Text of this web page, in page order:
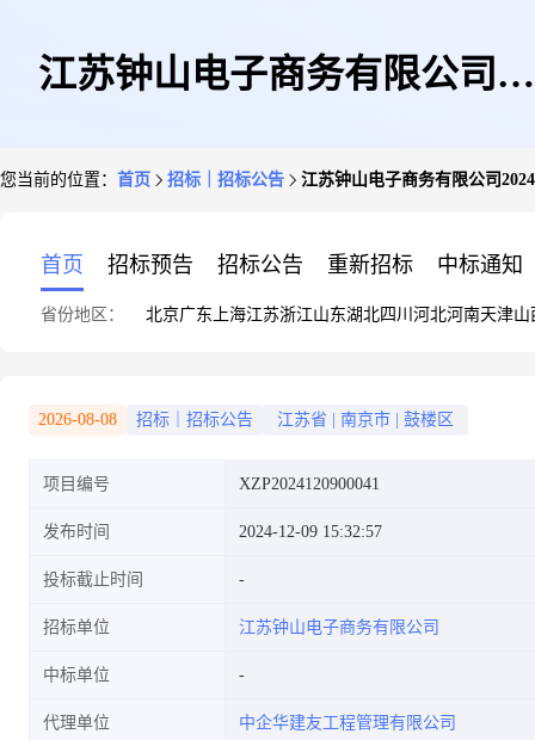
江苏钟山电子商务有限公司
您当前的位置： 首页 招标｜招标公告 江苏钟山电子商务有限公司
首页 招标预告 招标公告 重新招标 中标通知
省份地区： 北京广东 上海江苏浙江山东湖北四川 河北河南天津山
2026-08-08 招标｜招标公告 江苏省 南京市 鼓楼区
项目编号 XZP2024120900041
发布时间 2024-12-09 15:32:57
投标截止时间
招标单位 江苏钟山电子商务有限公司
中标单位
代理单位 中企华建友工程管理有限公司